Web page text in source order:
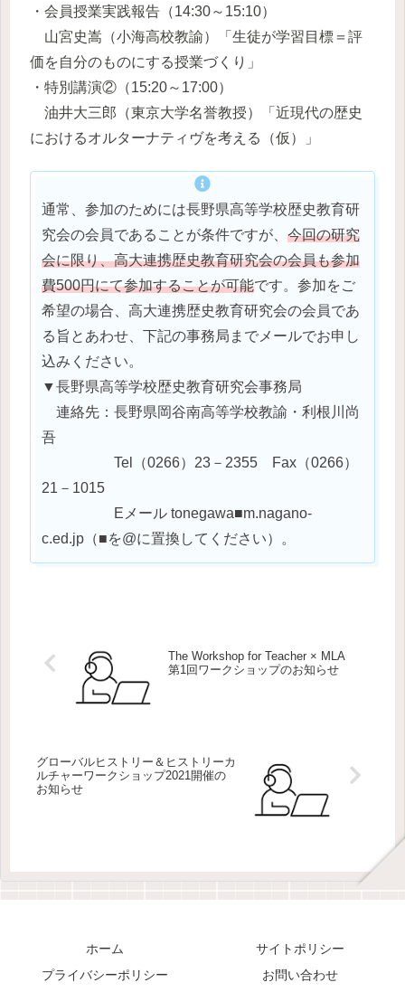
・会員授業実践報告（14:30～15:10）
山宮史嵩（小海高校教諭）「生徒が学習目標＝評
価を自分のものにする授業づくり」
・特別講演②（15:20～17:00）
油井大三郎（東京大学名誉教授）「近現代の歴史
におけるオルターナティヴを考える（仮）」
通常、参加のためには長野県高等学校歴史教育研
究会の会員であることが条件ですが、 今回の研究
会に限り、高大連携歴史教育研究会の会員も参加
費500円にて参加することが可能です。参加をご
希望の場合、高大連携歴史教育研究会の会員であ
る旨とあわせ、下記の事務局までメールでお申し
込みください。
▼長野県高等学校歴史教育研究会事務局
連絡先：長野県岡谷南高等学校教諭・利根川尚
吾
Tel（0266）23－2355 Fax（0266）
21－1015
Eメール tonegawa■m.nagano-
c.ed.jp（■を@に置換してください）。
The Workshop for Teacher × MLA
第1回ワークショップのお知らせ
グローバルヒストリー＆ヒストリーカ
ルチャーワークショップ2021開催の
お知らせ
ホーム
サイトポリシー
プライバシーポリシー
お問い合わせ